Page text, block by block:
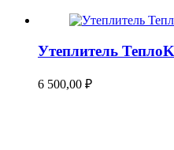
Утеплитель
6 500,00 ₽